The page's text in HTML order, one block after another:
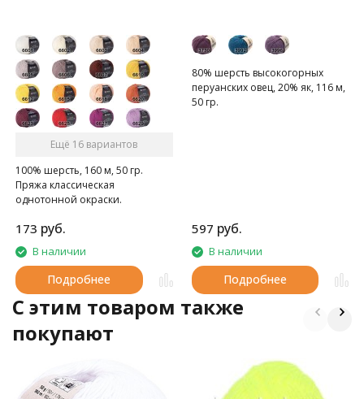
Ещё 16 вариантов
100% шерсть, 160 м, 50 гр.
Пряжа классическая
однотонной окраски.
173 руб.
В наличии
Подробнее
80% шерсть высокогорных
перуанских овец, 20% як, 116 м,
50 гр.
597 руб.
В наличии
Подробнее
C этим товаром также
покупают